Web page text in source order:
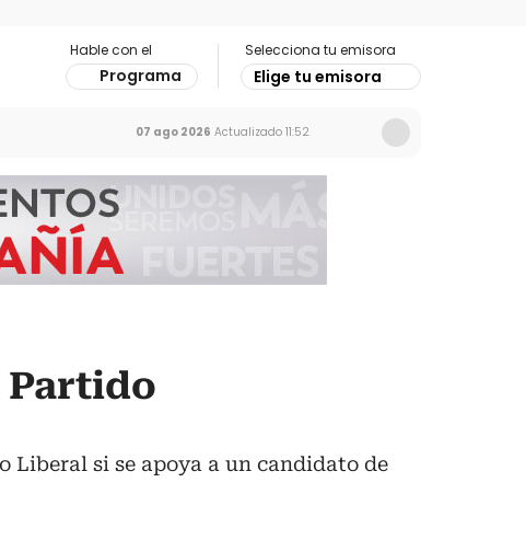
Hable con el
Programa
Selecciona tu emisora
Elige tu emisora
07 ago 2026 Actualizado 11:52
Partido
Liberal si se apoya a un candidato de